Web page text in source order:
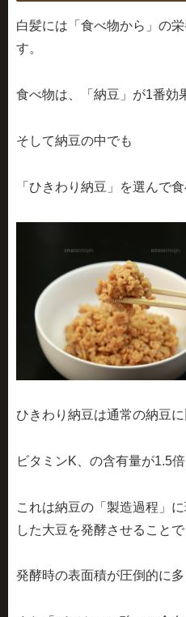
白髪には「食べ物から」の
す。
食べ物は、「納豆」が1番効
そして納豆の中でも
「ひきわり納豆」 を選んで
ひきわり納豆は通常の納豆に
ビタミンK、の含有量が1.5
これは納豆の「製造過程」
した大豆を発酵させることで
発酵時の表面積が圧倒的に多